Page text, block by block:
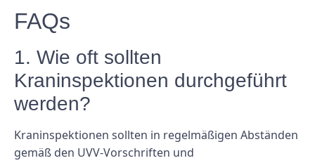
FAQs
1. Wie oft sollten
Kraninspektionen durchgeführt
werden?
Kraninspektionen sollten in regelmäßigen Abständen
gemäß den UVV-Vorschriften und